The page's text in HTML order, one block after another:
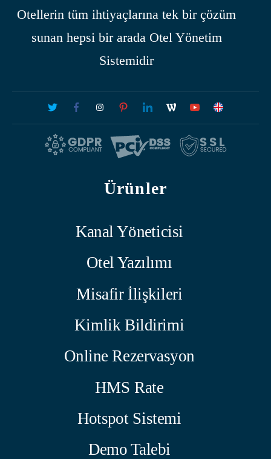
Otellerin tüm ihtiyaçlarına tek bir çözüm
sunan hepsi bir arada Otel Yönetim
Sistemidir
Ürünler
Kanal Yöneticisi
Otel Yazılımı
Misafir İlişkileri
Kimlik Bildirimi
Online Rezervasyon
HMS Rate
Hotspot Sistemi
Demo Talebi